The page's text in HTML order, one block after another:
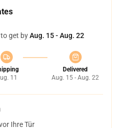
get byAug. 15 - Aug. 22
11
Delivered
Aug. 15 - Aug. 22
Ihre Tür